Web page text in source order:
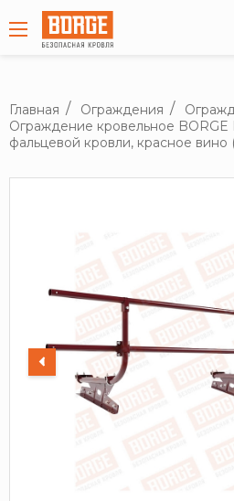
Главная Ограждения
Ограждение кровельное BORGE
фальцевой кровли, красное вино